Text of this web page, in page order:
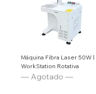
Máquina Fibra Laser 50W |
WorkStation Rotativa
— Agotado —